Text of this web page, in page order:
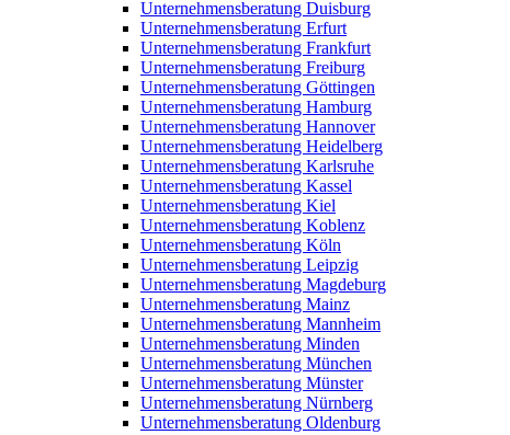
Unternehmensberatung Duisburg
Unternehmensberatung Erfurt
Unternehmensberatung Frankfurt
Unternehmensberatung Freiburg
Unternehmensberatung Göttingen
Unternehmensberatung Hamburg
Unternehmensberatung Hannover
Unternehmensberatung Heidelberg
Unternehmensberatung Karlsruhe
Unternehmensberatung Kassel
Unternehmensberatung Kiel
Unternehmensberatung Koblenz
Unternehmensberatung Köln
Unternehmensberatung Leipzig
Unternehmensberatung Magdeburg
Unternehmensberatung Mainz
Unternehmensberatung Mannheim
Unternehmensberatung Minden
Unternehmensberatung München
Unternehmensberatung Münster
Unternehmensberatung Nürnberg
Unternehmensberatung Oldenburg